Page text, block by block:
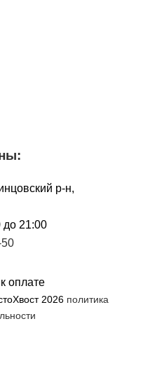
р-н,
21:00
2026 политика